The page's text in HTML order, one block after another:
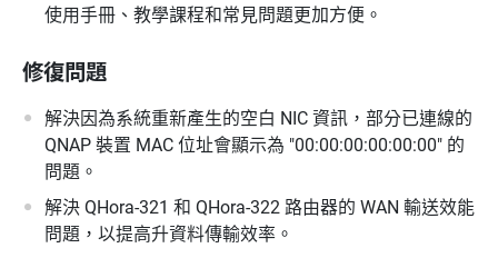
使用手冊、教學課程和常見問題更加方便。
修復問題
解決因為系統重新產生的空白 NIC 資訊，部分已連線的
QNAP 裝置 MAC 位址會顯示為 "00:00:00:00:00:00" 的
問題。
解決 QHora-321 和 QHora-322 路由器的 WAN 輸送效能
問題，以提高升資料傳輸效率。